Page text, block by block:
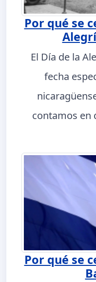
Por qué se
El Día de la
fecha
contamos en
Por qué se